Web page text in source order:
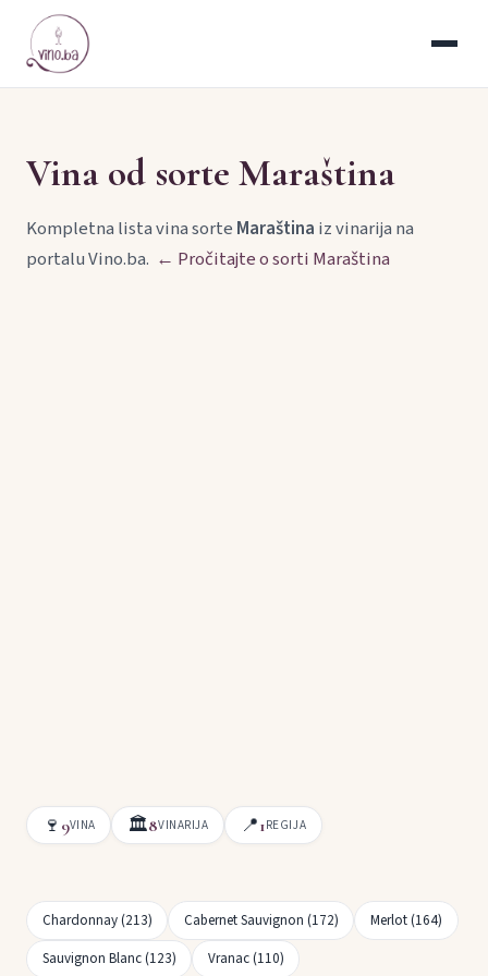
Vina od sorte Maraština
Kompletna lista vina sorte Maraština iz vinarija na
portalu Vino.ba. ← Pročitajte o sorti Maraština
🍷 9VINA 🏛8VINARIJA 📍1REGIJA
Chardonnay (213) Cabernet Sauvignon (172)
Merlot (164)
Sauvignon Blanc (123)
Vranac (110)